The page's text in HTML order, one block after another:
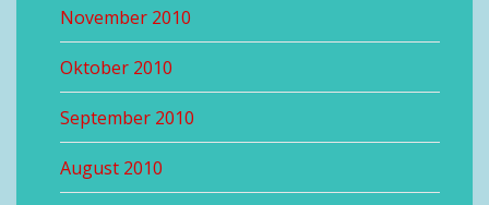
November 2010
Oktober 2010
September 2010
August 2010